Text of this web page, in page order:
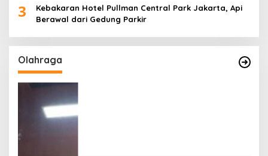
3
Kebakaran Hotel Pullman Central Park Jakarta, Api
Berawal dari Gedung Parkir
Olahraga